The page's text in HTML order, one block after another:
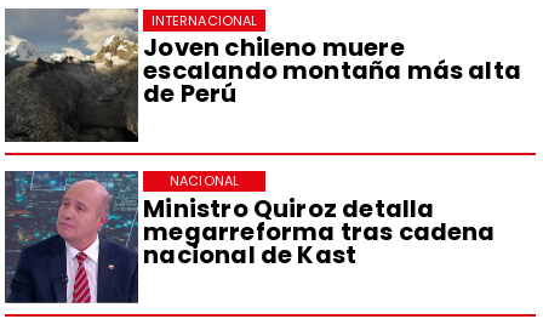
Joven chileno muere
escalando montaña más alta
de Perú
INTERNACIONAL
Ministro Quiroz detalla
megarreforma tras cadena
nacional de Kast
NACIONAL